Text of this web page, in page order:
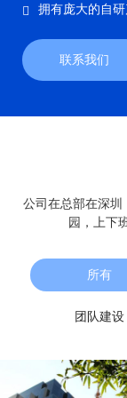
拥有庞大的自研
联系我们
公司在总部在深
园，上下
所有
团队建设